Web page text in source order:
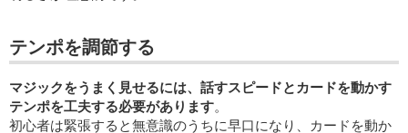
テンポを調節する
マジックをうまく見せるには、話すスピードとカードを動かす
テンポを工夫する必要があります。
初心者は緊張すると無意識のうちに早口になり、カードを動か